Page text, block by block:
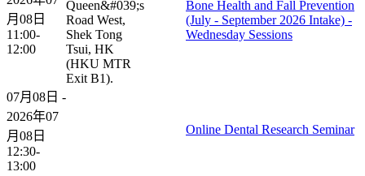
月08日
11:00-
12:00
Queen&#039;s
Road West,
Shek Tong
Tsui, HK
(HKU MTR
Exit B1).
Bone Health and Fall Prevention
(July - September 2026 Intake) -
Wednesday Sessions
07月08日 -
2026年07
月08日
12:30-
13:00
Online Dental Research Seminar